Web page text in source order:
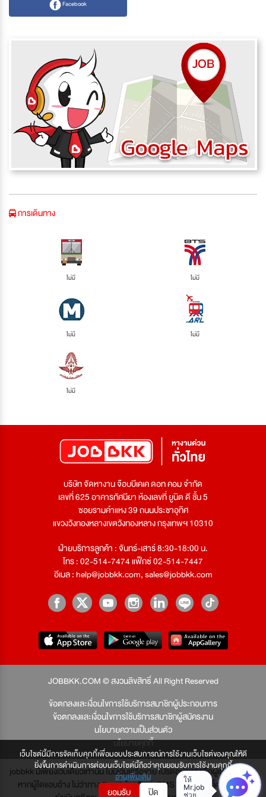
เว็บไซต์นี้มีการจัดเก็บคุกกี้เพื่อมอบประสบการณ์การใช้งานเว็บไซต์ของคุณให้ดี
ยิ่งขึ้นการดำเนินการต่อบนเว็บไซต์นี้ถือว่าคุณยอมรับการใช้งานคุกกี้
อ่านเพิ่มเติม
ยอมรับ ปิด
Facebook
การเดินทาง
ไม่มี ไม่มี
ไม่มี ไม่มี
ไม่มี
บริษัท จัดหางาน จ๊อบบีเคเค ดอท คอม จำกัด
เลขที่ 625 อาคารทัศนียา ห้องเลขที่ ยูนิต ดี ชั้น 5
ซอยรามคำแหง 39 ถนนประชาอุทิศ
แขวงวังทองหลางเขตวังทองหลาง กรุงเทพฯ 10310
ฝ่ายบริการลูกค้า : จันทร์-เสาร์ 8:30-18:00 น.
โทร : 02-514-7474 แฟ็กซ์ 02-514-7447
อีเมล :help@jobbkk.com,sales@jobbkk.com
JOBBKK.COM © สงวนลิขสิทธิ์ All Right Reserved
ข้อตกลงและเงื่อนไขการใช้บริการสมาชิกผู้ประกอบการ
ข้อตกลงและเงื่อนไขการใช้บริการสมาชิกผู้สมัครงาน
นโยบายความเป็นส่วนตัว
นโยบายคุกกี้
jobbkk มีเพียงเว็บเดียวเท่านั้น ไม่มีเว็บเครือข่าย โปรดอย่าหลงเชื่อผู้แอบอ้าง และ
หากผู้ใดแอบอ้าง ไม่ว่าทาง Email, โทรศัพท์, SMS หรือทางใดก็ตาม จะถูก